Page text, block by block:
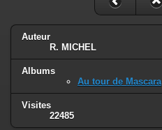
Auteur
R. MICHEL
Albums
Au tour de Mascara
Visites
22485